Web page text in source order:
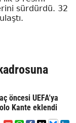
sürdürdü. 32
öncesi UEFA'ya
Kante eklendi